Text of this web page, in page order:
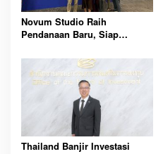
Novum Studio Raih
Pendanaan Baru, Siap
Platform AI Ahoy Project
Global
Thailand Banjir Investasi